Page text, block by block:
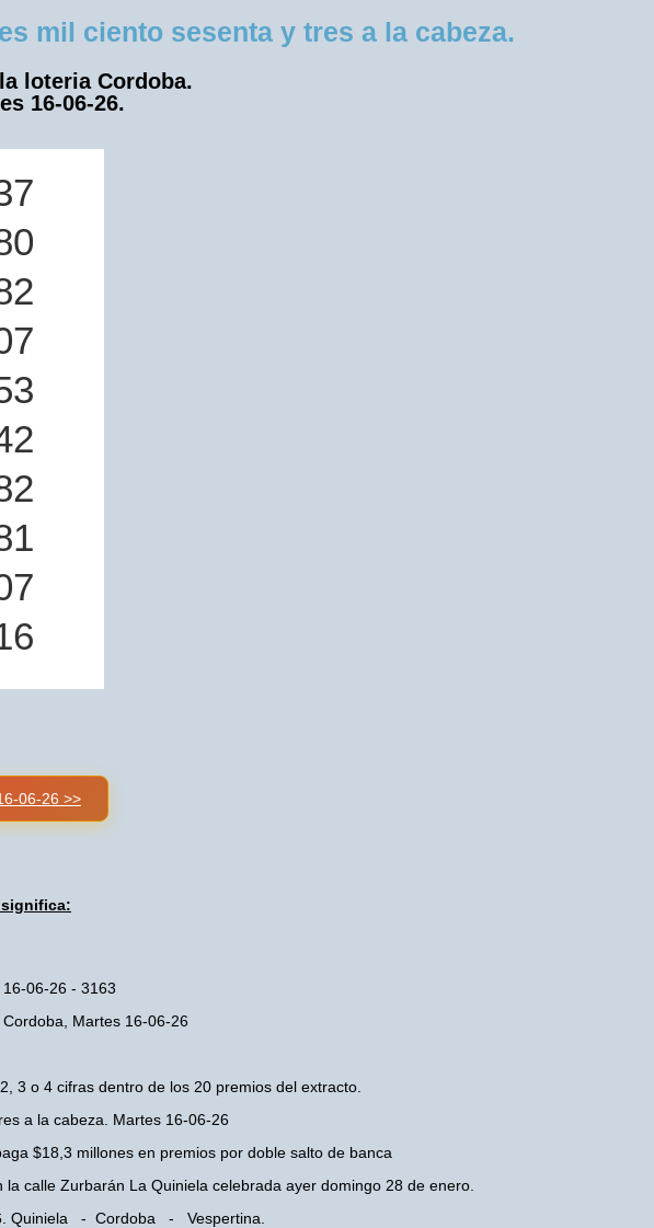
mil ciento sesenta y tres a la cabeza.
loteria Cordoba.
16-06-26.
06-26 >>
significa:
06-26 - 3163
Martes 16-06-26
3 o 4 cifras dentro de los 20 premios del extracto.
a la cabeza. Martes 16-06-26
$18,3 millones en premios por doble salto de banca
calle Zurbarán La Quiniela celebrada ayer domingo 28 de enero.
Quiniela - Cordoba - Vespertina.